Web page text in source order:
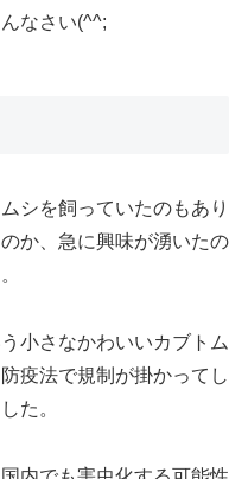
なさい(^^;
シを飼っていたのもあり
か、急に興味が湧いたの
小さなかわいいカブトム
疫法で規制が掛かってし
た。